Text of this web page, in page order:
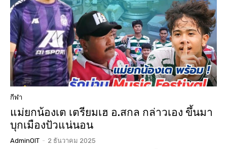
กีฬา
แม่ยกน้องเต เตรียมเฮ อ.สกล กล่าวเอง ขึ้นมา
บุกเมืองปัวแน่นอน
AdminOIT - 2 ธันวาคม 2025